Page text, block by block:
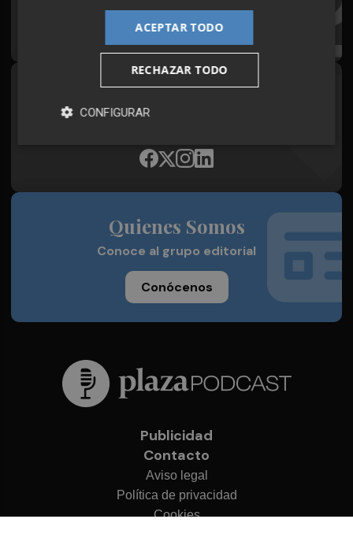
¡Quiero suscribirme!
Síguenos en redes
Plaza Podcast, desde cualquier medio
Quienes Somos
Conoce al grupo editorial
Conócenos
Publicidad
Contacto
Aviso legal
Política de privacidad
Cookies
ACEPTAR TODO
RECHAZAR TODO
CONFIGURAR